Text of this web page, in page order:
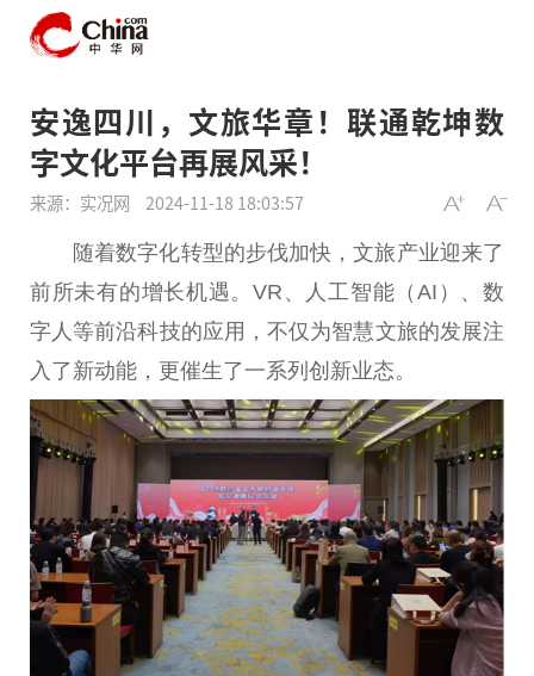
安逸四川，文旅华章！联通乾坤数
字文化平台再展风采！
来源：实况网 2024-11-18 18:03:57
随着数字化转型的步伐加快，文旅产业迎来了
前所未有的增长机遇。VR、人工智能（AI）、数
字人等前沿科技的应用，不仅为智慧文旅的发展注
入了新动能，更催生了一系列创新业态。